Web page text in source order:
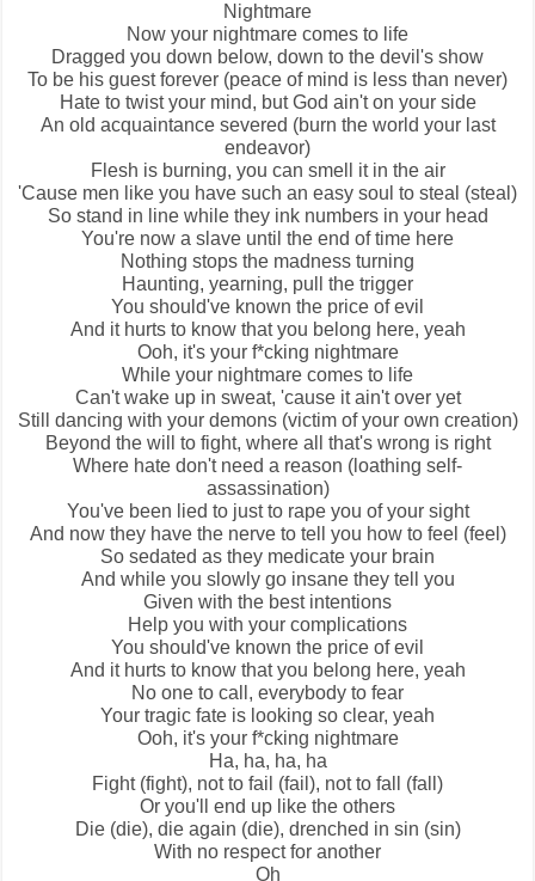
Nightmare
Now your nightmare comes to life
Dragged you down below, down to the devil's show
To be his guest forever (peace of mind is less than never)
Hate to twist your mind, but God ain't on your side
An old acquaintance severed (burn the world your last
endeavor)
Flesh is burning, you can smell it in the air
'Cause men like you have such an easy soul to steal (steal)
So stand in line while they ink numbers in your head
You're now a slave until the end of time here
Nothing stops the madness turning
Haunting, yearning, pull the trigger
You should've known the price of evil
And it hurts to know that you belong here, yeah
Ooh, it's your f*cking nightmare
While your nightmare comes to life
Can't wake up in sweat, 'cause it ain't over yet
Still dancing with your demons (victim of your own creation)
Beyond the will to fight, where all that's wrong is right
Where hate don't need a reason (loathing self-
assassination)
You've been lied to just to rape you of your sight
And now they have the nerve to tell you how to feel (feel)
So sedated as they medicate your brain
And while you slowly go insane they tell you
Given with the best intentions
Help you with your complications
You should've known the price of evil
And it hurts to know that you belong here, yeah
No one to call, everybody to fear
Your tragic fate is looking so clear, yeah
Ooh, it's your f*cking nightmare
Ha, ha, ha, ha
Fight (fight), not to fail (fail), not to fall (fall)
Or you'll end up like the others
Die (die), die again (die), drenched in sin (sin)
With no respect for another
Oh